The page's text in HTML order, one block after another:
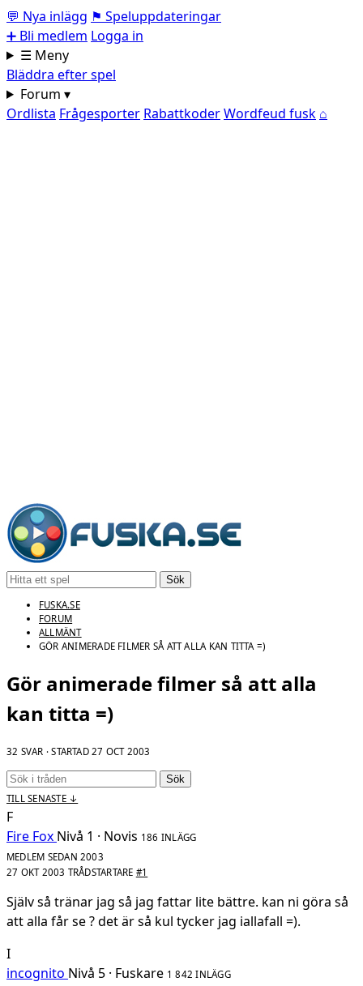
💬 Nya inlägg ⚑ Speluppdateringar
➕ Bli medlem Logga in
☰ Meny
Bläddra efter spel
Forum ▾
Ordlista Frågesporter RabattkoderWordfeud fusk ⌂
Sök
FUSKA.SE
FORUM
ALLMÄNT
GÖR ANIMERADE FILMER SÅ ATT ALLA KAN TITTA =)
Gör animerade filmer så att alla
kan titta =)
32 SVAR · STARTAD27 OCT 2003
Sök
TILL SENASTE ↓
F
Fire Fox Nivå 1 · Novis 186 INLÄGG
MEDLEM SEDAN 2003
27 OKT 2003 TRÅDSTARTARE #1
Själv så tränar jag så jag fattar lite bättre. kan ni göra så
att alla får se ? det är så kul tycker jag iallafall =).
I
incognito Nivå 5 · Fuskare 1 842 INLÄGG